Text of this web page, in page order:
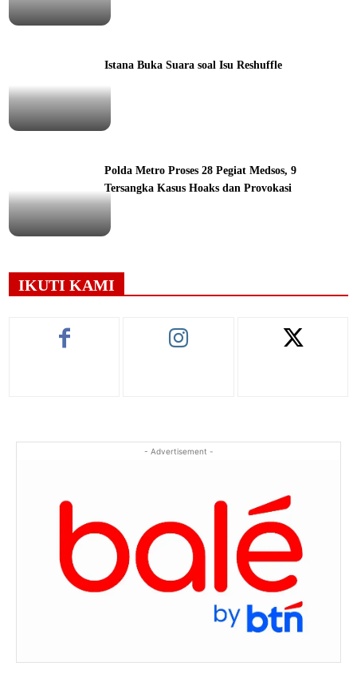
Istana Buka Suara soal Isu Reshuffle
Polda Metro Proses 28 Pegiat Medsos, 9
Tersangka Kasus Hoaks dan Provokasi
IKUTI KAMI
- Advertisement -